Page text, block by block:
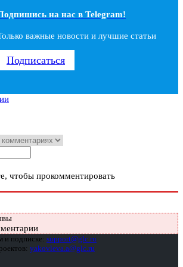
на наc в Telegram!
важные новости и лучшие статьи
Подписаться
чтобы прокомментировать
и подписке: support@glc.ru
yakovleva.a@glc.ru